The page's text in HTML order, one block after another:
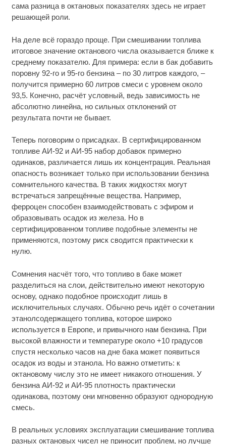
сама разница в октановых показателях здесь не играет
решающей роли.
На деле всё гораздо проще. При смешивании топлива
итоговое значение октанового числа оказывается ближе к
среднему показателю. Для примера: если в бак добавить
поровну 92-го и 95-го бензина – по 30 литров каждого, –
получится примерно 60 литров смеси с уровнем около
93,5. Конечно, расчёт условный, ведь зависимость не
абсолютно линейна, но сильных отклонений от
результата почти не бывает.
Теперь поговорим о присадках. В сертифицированном
топливе АИ-92 и АИ-95 набор добавок примерно
одинаков, различается лишь их концентрация. Реальная
опасность возникает только при использовании бензина
сомнительного качества. В таких жидкостях могут
встречаться запрещённые вещества. Например,
ферроцен способен взаимодействовать с эфиром и
образовывать осадок из железа. Но в
сертифицированном топливе подобные элементы не
применяются, поэтому риск сводится практически к
нулю.
Сомнения насчёт того, что топливо в баке может
разделиться на слои, действительно имеют некоторую
основу, однако подобное происходит лишь в
исключительных случаях. Обычно речь идёт о сочетании
этанолсодержащего топлива, которое широко
используется в Европе, и привычного нам бензина. При
высокой влажности и температуре около +10 градусов
спустя несколько часов на дне бака может появиться
осадок из воды и этанола. Но важно отметить: к
октановому числу это не имеет никакого отношения. У
бензина АИ-92 и АИ-95 плотность практически
одинакова, поэтому они мгновенно образуют однородную
смесь.
В реальных условиях эксплуатации смешивание топлива
разных октановых чисел не приносит проблем, но лучше